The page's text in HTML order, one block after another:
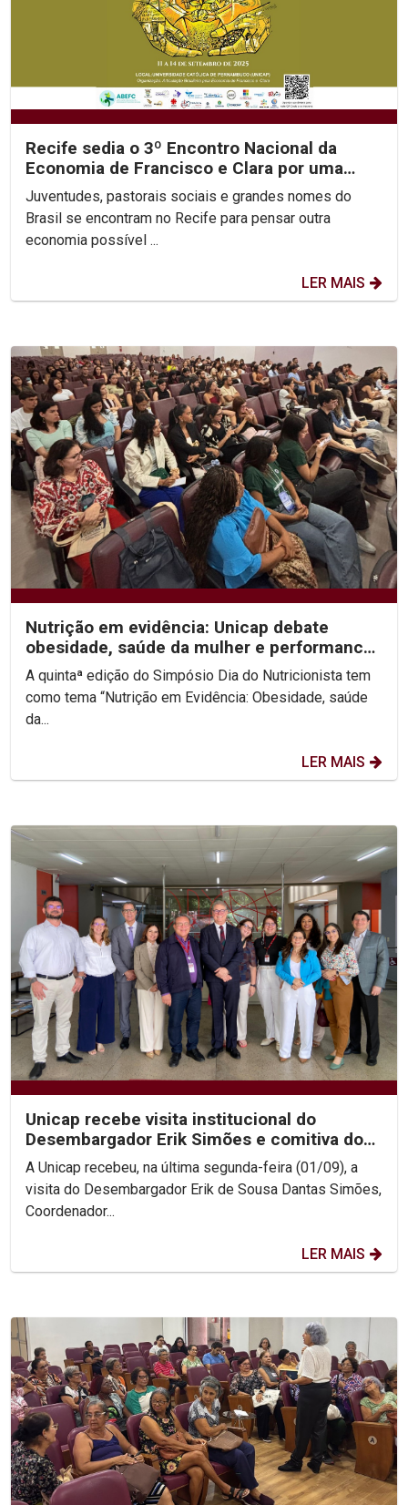
Recife sedia o 3º Encontro Nacional da
Economia de Francisco e Clara por uma
economia justa e...
Juventudes, pastorais sociais e grandes nomes do
Brasil se encontram no Recife para pensar outra
economia possível ...
LER MAIS
Nutrição em evidência: Unicap debate
obesidade, saúde da mulher e performance
no V Simpósio Dia...
A quintaª edição do Simpósio Dia do Nutricionista tem
como tema “Nutrição em Evidência: Obesidade, saúde
da...
LER MAIS
Unicap recebe visita institucional do
Desembargador Erik Simões e comitiva do
TJPE
A Unicap recebeu, na última segunda-feira (01/09), a
visita do Desembargador Erik de Sousa Dantas Simões,
Coordenador...
LER MAIS